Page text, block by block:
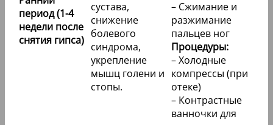
период (1-4
недели после
снятия гипса)
сустава,
снижение
болевого
синдрома,
укрепление
мышц голени и
стопы.
– Сжимание и
разжимание
пальцев ног
Процедуры:
– Холодные
компрессы (при
отеке)
– Контрастные
ванночки для